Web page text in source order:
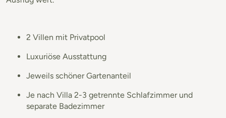
2 Villen mit Privatpool
Luxuriöse Ausstattung
Jeweils schöner Gartenanteil
Je nach Villa 2-3 getrennte Schlafzimmer und
separate Badezimmer